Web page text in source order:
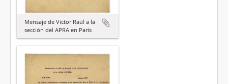
Mensaje de Víctor Raúl a la
sección del APRA en París